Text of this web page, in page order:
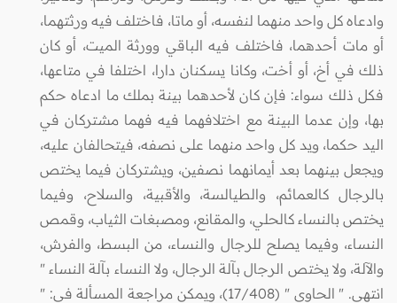
وادعاه كل واحد منهما لنفسه، أو ماتا، فاختلف فيه ورثتهما،
أو مات أحدهما، فاختلف فيه الباقي وورثة الميت، أو كان
ذلك في أخ، أو أخت، وكانا يسكنان دارا، اختلفا في متاعها،
فكل ذلك سواء: فإن كان لأحدهما بينة بملك ما ادعاه حكم
بها، وإن عدما البينة مع اختلافهما فيه فهما مشتركان في
اليد حكما، ويد كل واحد منهما على نصفه، فيتحالفان عليه،
ويجعل بينهما بعد أيمانهما نصفين، ويشتركان فيما يختص
بالرجال كالعمائم، والطيالسة، والأقبية، والسلاح، وفيما
يختص بالنساء كالحلي، والمقانع، ومصبغات الثياب، وقمص
النساء، وفيما يصلح للرجال والنساء، من البسط، والفرش،
والآلة، ولا يختص الرجال بآلة الرجال، ولا النساء بآلة النساء "
انتهى. " الحاوي " (17/408)، ويمكن مراجعة المسألة في: "